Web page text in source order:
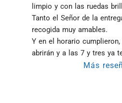
limpio y con las ruedas
Tanto el Señor de la
recogida muy amables.
Y en el horario
abrirán y a las 7 y tres ya
Más